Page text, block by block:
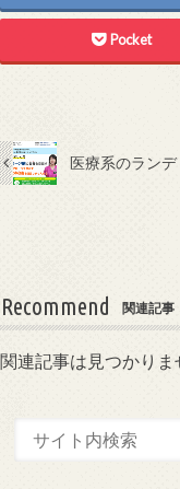
Pocket
医療系のラン
Recommend 関連記事
関連記事は見つかりま